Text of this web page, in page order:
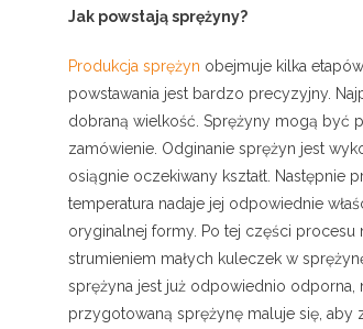
Jak powstają sprężyny?
Produkcja sprężyn obejmuje kilka
powstawania jest bardzo precyzyjny.
dobraną wielkość. Sprężyny mogą być
zamówienie. Odginanie sprężyn jest
osiągnie oczekiwany kształt.
temperatura nadaje jej odpowiednie
oryginalnej formy. Po tej części
strumieniem małych kuleczek w
sprężyna jest już odpowiednio odporna,
przygotowaną sprężynę maluje się,